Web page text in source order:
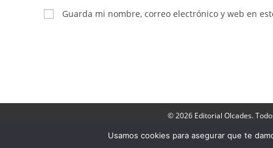
nombre
o
Guarda mi nombre, correo electrónico y web en
© 2026 Editorial Olcades.
Director: José Luis
Usamos cookies para asegurar que te